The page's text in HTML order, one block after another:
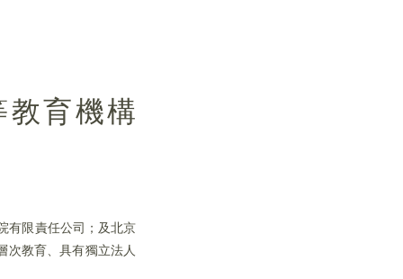
教育機構
有限責任公司；及北京
次教育、具有獨立法人